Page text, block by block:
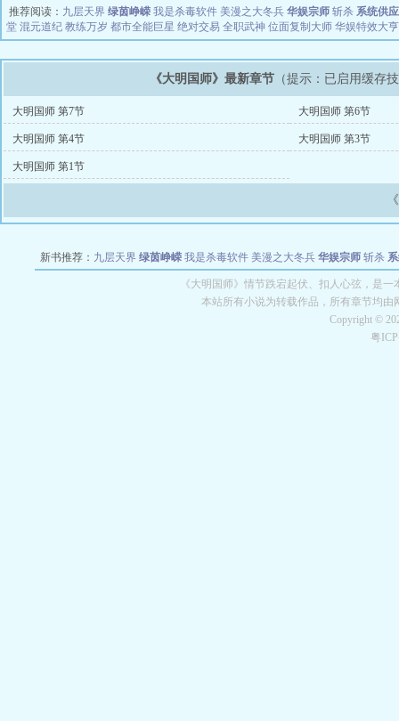
推荐阅读： 九层天界 绿茵峥嵘 我是杀毒软件 美漫之大冬兵 华娱宗师 斩杀 系统供
堂 混元道纪 教练万岁 都市全能巨星 绝对交易 全职武神 位面复制大师 华娱特效大亨
《大明国师》最新章节 （提示：已启用缓存
大明国师 第7节 大明国师 第6节
大明国师 第4节 大明国师 第3节
大明国师 第1节
新书推荐： 九层天界 绿茵峥嵘 我是杀毒软件 美漫之大冬兵 华娱宗师 斩杀
教练万岁 都市全能巨星 绝对交易 全职武神 位面复
《大明国师》情节跌宕起伏、扣人心弦，是
本站所有小说为转载作品，所有章节均
Copyright ©
粤